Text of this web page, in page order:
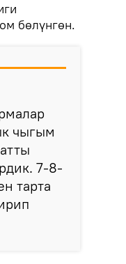
бөлүнгөн.
чыгым
7-8-
тарта